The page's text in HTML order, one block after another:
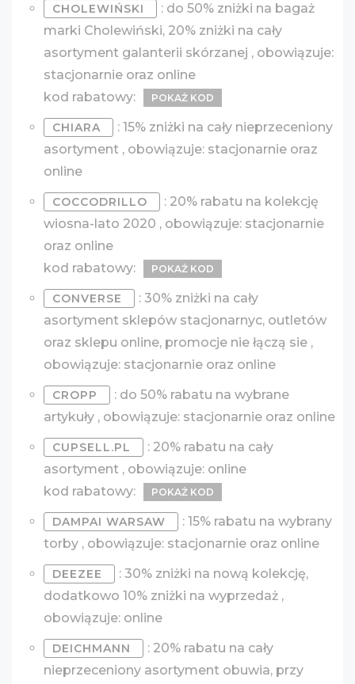
CHOLEWIŃSKI
: do 50% zniżki na bagaż
marki Cholewiński, 20% zniżki na cały
asortyment galanterii skórzanej , obowiązuje:
stacjonarnie oraz online
kod rabatowy:
POKAŻ KOD
CHIARA
: 15% zniżki na cały nieprzeceniony
asortyment , obowiązuje: stacjonarnie oraz
online
COCCODRILLO
: 20% rabatu na kolekcję
wiosna-lato 2020 , obowiązuje: stacjonarnie
oraz online
kod rabatowy:
POKAŻ KOD
CONVERSE
: 30% zniżki na cały
asortyment sklepów stacjonarnyc, outletów
oraz sklepu online, promocje nie łączą sie ,
obowiązuje: stacjonarnie oraz online
CROPP
: do 50% rabatu na wybrane
artykuły , obowiązuje: stacjonarnie oraz online
CUPSELL.PL
: 20% rabatu na cały
asortyment , obowiązuje: online
kod rabatowy:
POKAŻ KOD
DAMPAI WARSAW
: 15% rabatu na wybrany
torby , obowiązuje: stacjonarnie oraz online
DEEZEE
: 30% zniżki na nową kolekcję,
dodatkowo 10% zniżki na wyprzedaż ,
obowiązuje: online
DEICHMANN
: 20% rabatu na cały
nieprzeceniony asortyment obuwia, przy